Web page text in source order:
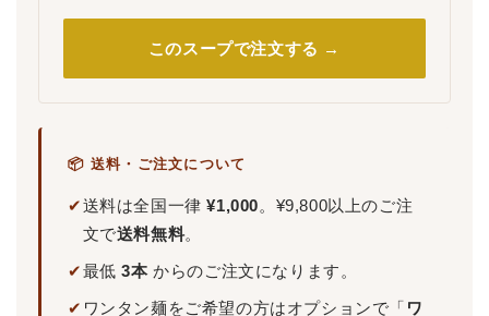
このスープで注文する →
📦 送料・ご注文について
✔送料は全国一律¥1,000。¥9,800以上のご注
文で送料無料。
✔最低3本からのご注文になります。
✔ ワンタン麺をご希望の方はオプションで「 ワ